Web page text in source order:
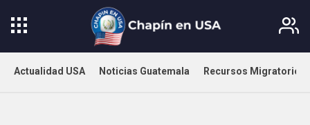
Actualidad USA Noticias Guatemala Recursos Migratorios